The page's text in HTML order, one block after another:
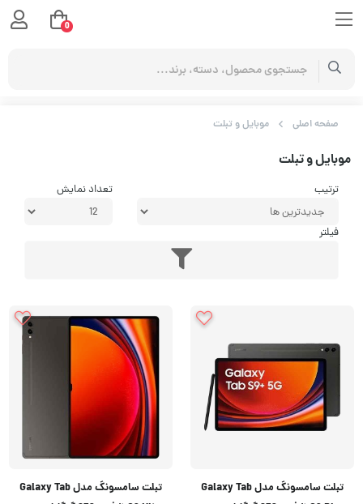
صفحه اصلی موبایل و تبلت
موبایل و تبلت
ترتیب تعداد نمایش
فیلتر
تبلت سامسونگ مدل Galaxy Tab
تبلت سامسونگ مدل Galaxy Tab
0